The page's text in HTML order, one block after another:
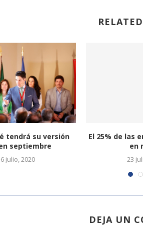
tendrá su versión
septiembre
julio, 2020
El 25% de las
en
23
DEJA UN